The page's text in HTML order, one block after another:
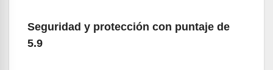
Seguridad y protección con puntaje de
5.9